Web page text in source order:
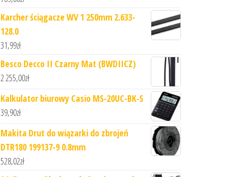
Karcher ściągacze WV 1 250mm 2.633-
128.0
31,99zł
Besco Decco II Czarny Mat (BWDIICZ)
2 255,00zł
Kalkulator biurowy Casio MS-20UC-BK-S
39,90zł
Makita Drut do wiązarki do zbrojeń
DTR180 199137-9 0.8mm
528,02zł